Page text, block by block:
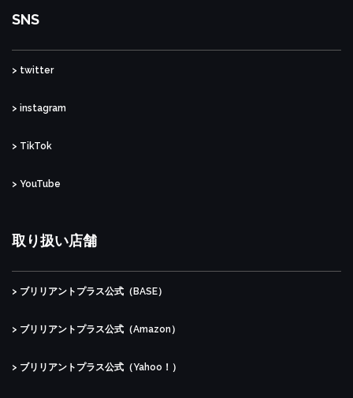
SNS
> twitter
> instagram
> TikTok
> YouTube
取り扱い店舗
> ブリリアントプラス公式（BASE）
> ブリリアントプラス公式（Amazon）
> ブリリアントプラス公式（Yahoo！）